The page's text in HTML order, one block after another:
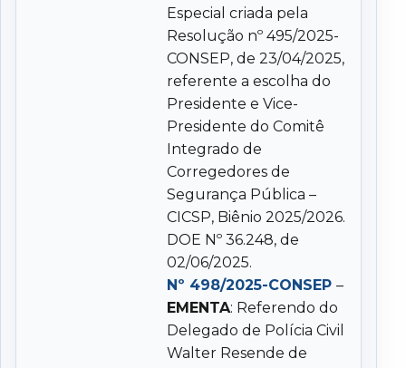
Especial criada pela
Resolução nº 495/2025-
CONSEP, de 23/04/2025,
referente a escolha do
Presidente e Vice-
Presidente do Comitê
Integrado de
Corregedores de
Segurança Pública –
CICSP, Biênio 2025/2026.
DOE Nº 36.248, de
02/06/2025.
Nº 498/2025-CONSEP–
EMENTA: Referendo do
Delegado de Polícia Civil
Walter Resende de